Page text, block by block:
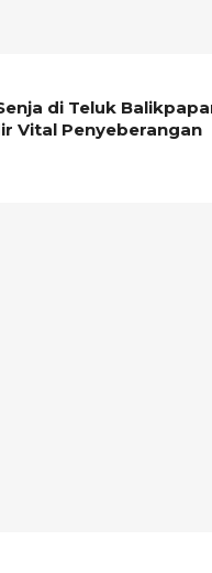
di Teluk
Vital Penyeberangan